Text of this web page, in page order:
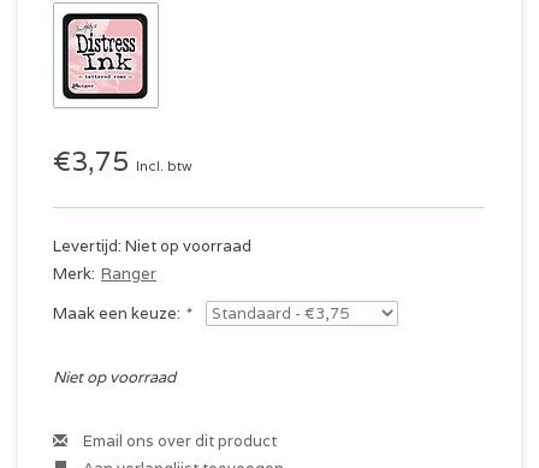
€3,75 Incl. btw
Levertijd: Niet op voorraad
Merk: Ranger
Maak een keuze: *
Niet op voorraad
Email ons over dit product